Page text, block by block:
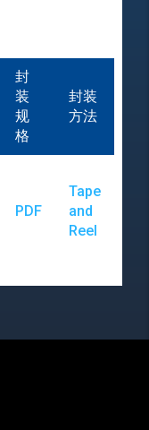
封
装
规
格
封装
方法
PDF
Tape
and
Reel